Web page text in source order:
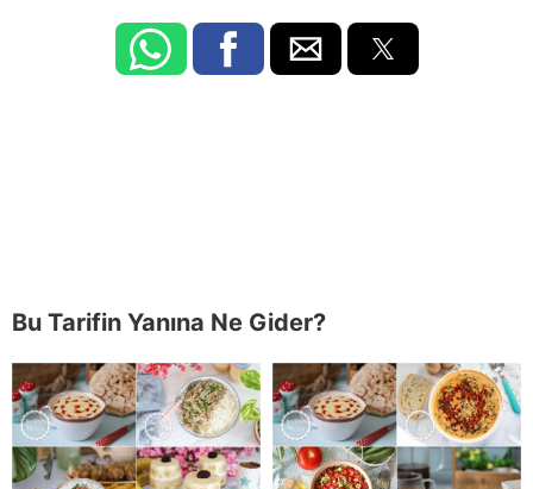
Bu Tarifin Yanına Ne Gider?